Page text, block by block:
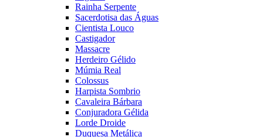
Rainha Serpente
Sacerdotisa das Águas
Cientista Louco
Castigador
Massacre
Herdeiro Gélido
Múmia Real
Colossus
Harpista Sombrio
Cavaleira Bárbara
Conjuradora Gélida
Lorde Droide
Duquesa Metálica